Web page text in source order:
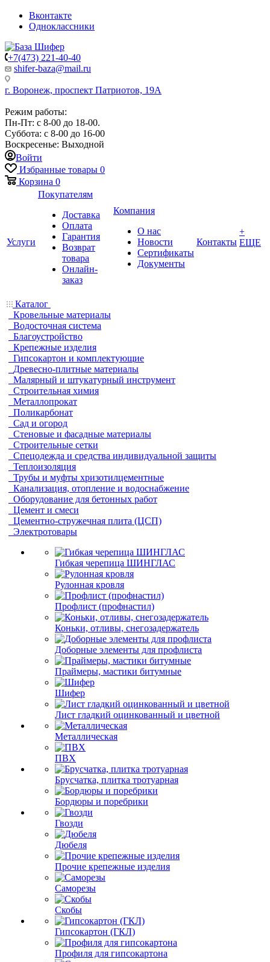
Вконтакте
Одноклассники
+7(473) 221-40-40
shifer-baza@mail.ru
г. Воронеж, проспект Патриотов, 19А
Режим работы:
Пн-Пт: с 8-00 до 18-00.
Суббота: с 8-00 до 16-00
Воскресенье: Выходной
Войти
Избранные товары 0
Корзина 0
Услуги
Покупателям
Доставка
Оплата
Гарантия
Возврат
товара
Онлайн-
заказ
Компания
О нас
Новости
Сертификаты
Документы
Контакты
+
ЕЩЕ
Каталог
Кровельные материалы
Водосточная система
Благоустройство
Крепежные изделия
Гипсокартон и комплектующие
Древесно-плитные материалы
Малярный и штукатурный инструмент
Строительная химия
Металлопрокат
Поликарбонат
Сад и огород
Стеновые и фасадные материалы
Строительные сетки
Спецодежда и средства индивидуальной защиты
Теплоизоляция
Трубы и муфты хризотилцементные
Канализация, отопление и водоснабжение
Оборудование для бетонных работ
Цемент и смеси
Цементно-стружечная плита (ЦСП)
Электротовары
Гибкая черепица ШИНГЛАС
Рулонная кровля
Профлист (профнастил)
Коньки, отливы, снегозадержатель
Доборные элементы для профлиста
Праймеры, мастики битумные
Шифер
Лист гладкий оцинкованный и цветной
Металлическая
ПВХ
Брусчатка, плитка тротуарная
Бордюры и поребрики
Гвозди
Дюбеля
Прочие крепежные изделия
Саморезы
Скобы
Гипсокартон (ГКЛ)
Профиля для гипсокартона